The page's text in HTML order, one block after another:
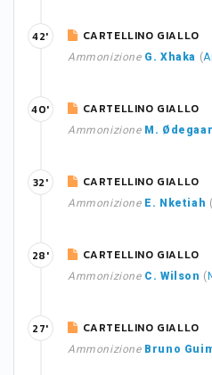
CARTELLINO GIALLO
Ammonizione G. Xhaka (
42'
CARTELLINO GIALLO
Ammonizione M.
40'
CARTELLINO GIALLO
Ammonizione E. Nketiah
32'
CARTELLINO GIALLO
Ammonizione C. Wilson (
28'
CARTELLINO GIALLO
Ammonizione Bruno
27'